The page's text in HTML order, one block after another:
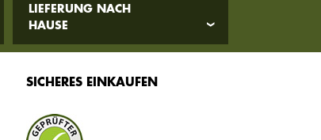
LIEFERUNG NACH
HAUSE
SICHERES EINKAUFEN